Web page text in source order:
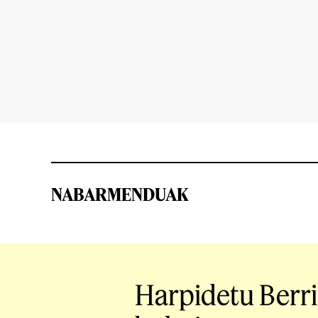
NABARMENDUAK
Harpidetu